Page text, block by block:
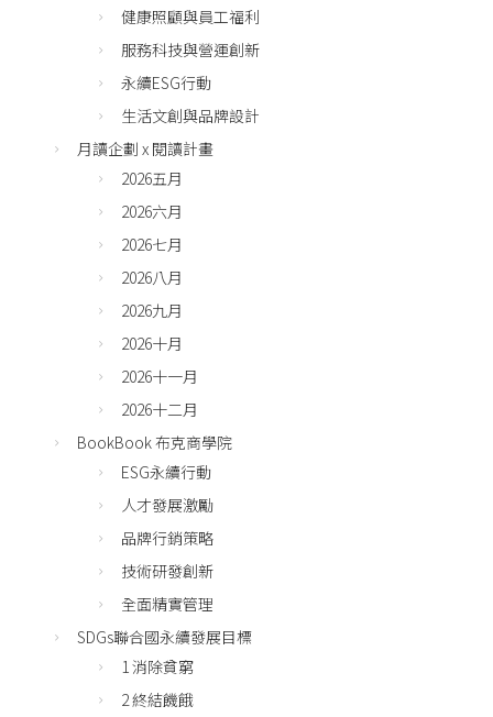
健康照顧與員工福利
服務科技與營運創新
永續ESG行動
生活文創與品牌設計
月讀企劃 x 閱讀計畫
2026五月
2026六月
2026七月
2026八月
2026九月
2026十月
2026十一月
2026十二月
BookBook 布克商學院
ESG永續行動
人才發展激勵
品牌行銷策略
技術研發創新
全面精實管理
SDGs聯合國永續發展目標
1 消除貧窮
2 終結饑餓